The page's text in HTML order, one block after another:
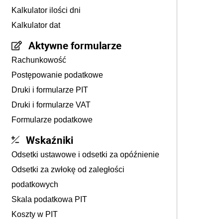
Kalkulator ilości dni
Kalkulator dat
Aktywne formularze
Rachunkowość
Postępowanie podatkowe
Druki i formularze PIT
Druki i formularze VAT
Formularze podatkowe
Wskaźniki
Odsetki ustawowe i odsetki za opóźnienie
Odsetki za zwłokę od zaległości
podatkowych
Skala podatkowa PIT
Koszty w PIT